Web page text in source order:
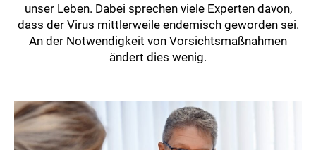
unser Leben. Dabei sprechen viele Experten davon,
dass der Virus mittlerweile endemisch geworden sei.
An der Notwendigkeit von Vorsichtsmaßnahmen
ändert dies wenig.